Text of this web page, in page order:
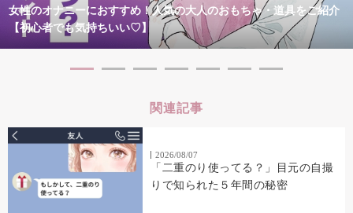
女性のオナニーにおすすめ！人気の大人のおもちゃ・道具をご紹介
【初心者でも気持ちいい♡】
関連記事
2026/08/07
「二重のり使ってる？」目元の自撮
りで知られた５年間の秘密